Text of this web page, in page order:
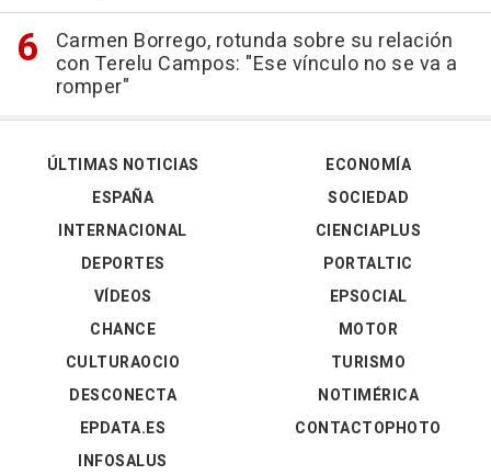
Carmen Borrego, rotunda sobre su relación
con Terelu Campos: "Ese vínculo no se va a
romper"
ÚLTIMAS NOTICIAS
ESPAÑA
INTERNACIONAL
DEPORTES
VÍDEOS
ECONOMÍA
SOCIEDAD
CIENCIAPLUS
PORTALTIC
EPSOCIAL
CHANCE
CULTURAOCIO
DESCONECTA
EPDATA.ES
INFOSALUS
MOTOR
TURISMO
NOTIMÉRICA
CONTACTOPHOTO